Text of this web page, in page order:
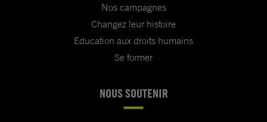
Nos campagnes
Changez leur histoire
Education aux droits humains
Se former
NOUS SOUTENIR